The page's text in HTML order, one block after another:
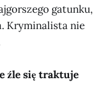
gatunku,
Kryminalista nie
źle się traktuje